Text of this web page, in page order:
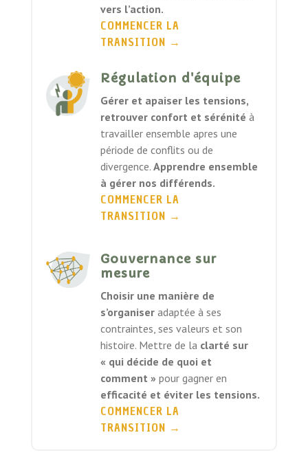
vers l’action.
COMMENCER LA
TRANSITION →
Régulation d'équipe
Gérer et apaiser les tensions,
retrouver confort et sérénité à
travailler ensemble apres une
période de conflits ou de
divergence. Apprendre ensemble
à gérer nos différends.
COMMENCER LA
TRANSITION →
Gouvernance sur
mesure
Choisir une manière de
s’organiseradaptée à ses
contraintes, ses valeurs et son
histoire. Mettre de la clarté sur
« qui décide de quoi et
comment » pour gagner en
efficacité et éviter les tensions.
COMMENCER LA
TRANSITION →